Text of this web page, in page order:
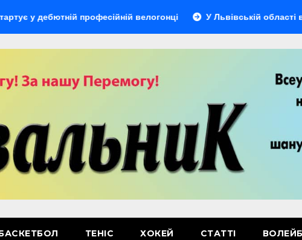
професійній велогонці У Львівській області
ТЕНІС ХОКЕЙ СТАТТІ